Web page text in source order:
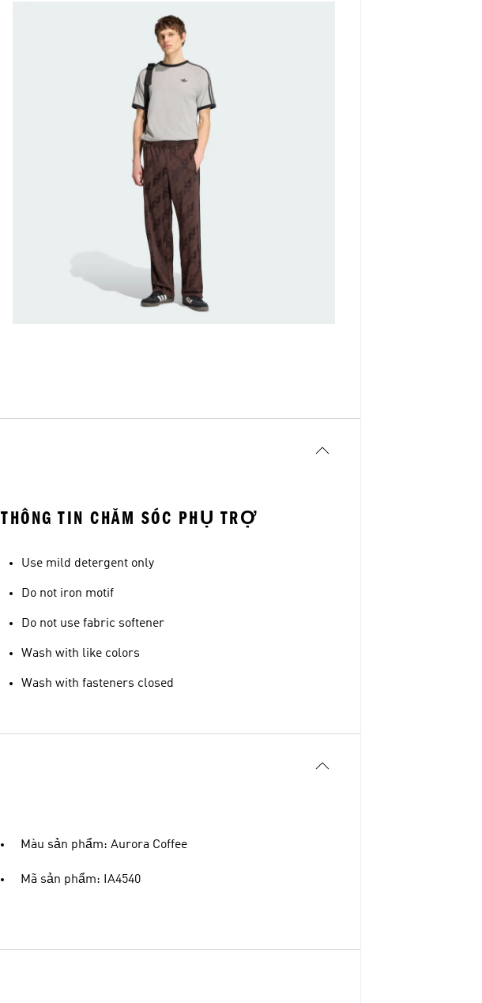
THÔNG TIN CHĂM SÓC PHỤ TRỢ
Use mild detergent only
Do not iron motif
Do not use fabric softener
Wash with like colors
Wash with fasteners closed
Màu sản phẩm: Aurora Coffee
Mã sản phẩm: IA4540